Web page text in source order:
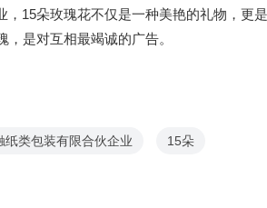
15朵玫瑰花不仅是一种美艳的礼物，更
是对互相最竭诚的广告。
纸类包装有限合伙企业 15朵